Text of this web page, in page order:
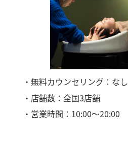
・無料カウンセリング：なし
・店舗数：全国3店舗
・営業時間：10:00～20:00